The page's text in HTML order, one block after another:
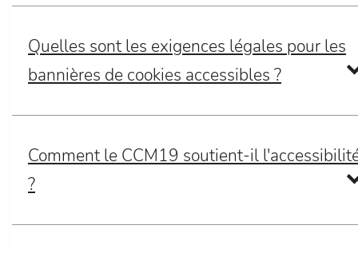
Quelles sont les exigences légales pour les
bannières de cookies accessibles ?
Comment le CCM19 soutient-il
?